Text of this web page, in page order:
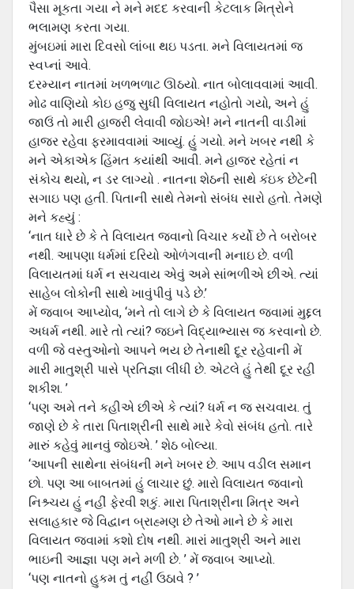
પૈસા મૂકતા ગયા ને મને મદદ કરવાની કેટલાક મિત્રોને
ભલામણ કરતા ગયા.
મુંબઇમાં મારા દિવસો લાંબા થઇ પડતા. મને વિલાયતમાં જ
સ્વપ્નાં આવે.
દરમ્યાન નાતમાં ખળભળાટ ઊઠયો. નાત બોલાવવામાં આવી.
મોઢ વાણિયો કોઇ હજુ સુધી વિલાયત નહોતો ગયો, અને હું
જાઉં તો મારી હાજરી લેવાવી જોઇએ! મને નાતની વાડીમાં
હાજર રહેવા ફરમાવવામાં આવ્યું. હું ગયો. મને ખબર નથી કે
મને એકાએક હિંમત કયાંથી આવી. મને હાજર રહેતાં ન
સંકોચ થયો, ન ડર લાગ્યો . નાતના શેઠની સાથે કંઇક છેટેની
સગાઇ પણ હતી. પિતાની સાથે તેમનો સંબંધ સારો હતો. તેમણે
મને કહ્યું :
‘નાત ધારે છે કે તે વિલાયત જવાનો વિચાર કર્યો છે તે બરોબર
નથી. આપણા ધર્મમાં દરિયો ઓળંગવાની મનાઇ છે. વળી
વિલાયતમાં ધર્મ ન સચવાય એવું અમે સાંભળીએ છીએ. ત્યાં
સાહેબ લોકોની સાથે ખાવુંપીવું પડે છે.’
મેં જવાબ આપ્યોવ, ‘મને તો લાગે છે કે વિલાયત જવામાં મુદ્દલ
અધર્મ નથી. મારે તો ત્યાં? જઇને વિદ્યાભ્યાસ જ કરવાનો છે.
વળી જે વસ્તુઓનો આપને ભય છે તેનાથી દૂર રહેવાની મેં
મારી માતુશ્રી પાસે પ્રતિજ્ઞા લીધી છે. એટલે હું તેથી દૂર રહી
શકીશ. ’
‘પણ અમે તને કહીએ છીએ કે ત્યાં? ધર્મ ન જ સચવાય. તું
જાણે છે કે તારા પિતાશ્રીની સાથે મારે કેવો સંબંધ હતો. તારે
મારું કહેવું માનવું જોઇએ. ’ શેઠ બોલ્યા.
‘આપની સાથેના સંબંધની મને ખબર છે. આપ વડીલ સમાન
છો. પણ આ બાબતમાં હું લાચાર છું. મારો વિલાયત જવાનો
નિશ્ર્ચય હું નહીં ફેરવી શકું. મારા પિતાશ્રીના મિત્ર અને
સલાહકાર જે વિદ્વાન બ્રાહ્મણ છે તેઓ માને છે કે મારા
વિલાયત જવામાં કશો દોષ નથી. મારાં માતુશ્રી અને મારા
ભાઇની આજ્ઞા પણ મને મળી છે. ’ મેં જવાબ આપ્યો.
‘પણ નાતનો હુકમ તું નહીં ઉઠાવે ? ’